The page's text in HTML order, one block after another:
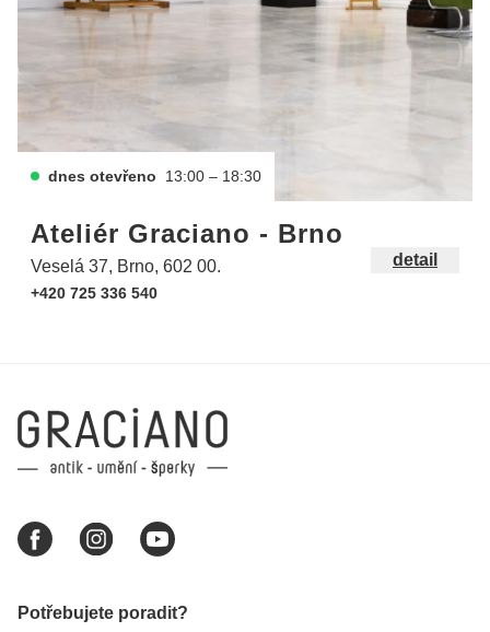
dnes otevřeno 13:00 – 18:30
Ateliér Graciano - Brno
Veselá 37, Brno, 602 00.
+420 725 336 540
detail
Potřebujete poradit?